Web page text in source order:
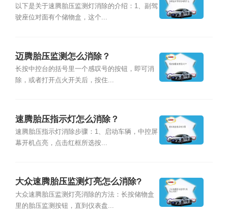
以下是关于速腾胎压监测灯消除的介绍：1、副驾
驶座位对面有个储物盒，这个...
迈腾胎压监测怎么消除？
长按中控台的括号里一个感叹号的按钮，即可消
除，或者打开点火开关后，按住...
速腾胎压指示灯怎么消除？
速腾胎压指示灯消除步骤：1、启动车辆，中控屏
幕开机点亮，点击红框所选按...
大众速腾胎压监测灯亮怎么消除?
大众速腾胎压监测灯亮消除的方法：长按储物盒
里的胎压监测按钮，直到仪表盘...